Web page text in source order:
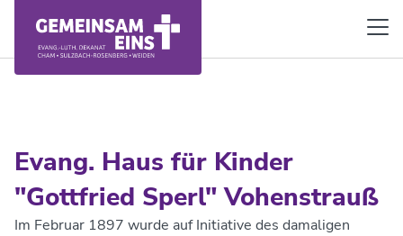
Evang. Haus für Kinder
"Gottfried Sperl" Vohenstrauß
Im Februar 1897 wurde auf Initiative des damaligen